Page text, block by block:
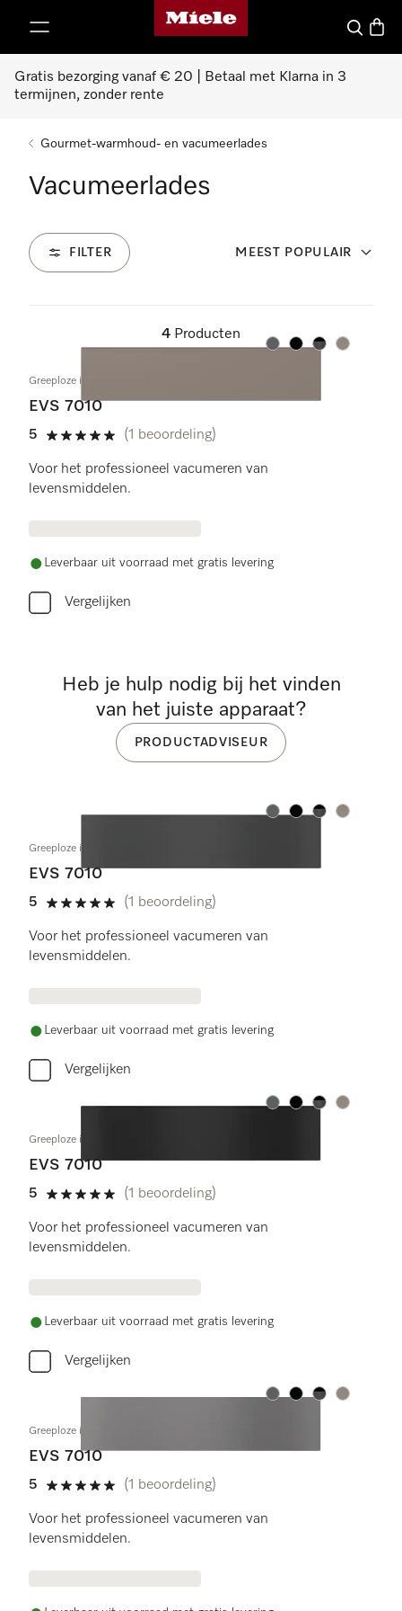
Homepage van Miele
Wat zoek
Gratis bezorging vanaf € 20 | Betaal met Klarna in 3
termijnen, zonder rente
Gourmet-warmhoud- en vacumeerlades
Vacumeerlades
FILTER MEEST POPULAIR
4
Producten
Kleur:Kleur:Kleur:Kleur:
Greeploze inbouw-vacumeerlade 14 cm hoog
EVS 7010
5
5 sterren op 5
(1 beoordeling)
Voor het professioneel vacumeren van
levensmiddelen.
Leverbaar uit voorraad met gratis levering
Vergelijken
Kleur:Kleur:Kleur:Kleur:
Greeploze inbouw-vacumeerlade 14 cm hoog
EVS 7010
5
5 sterren op 5
(1 beoordeling)
Voor het professioneel vacumeren van
levensmiddelen.
Leverbaar uit voorraad met gratis levering
Vergelijken
Kleur:Kleur:Kleur:Kleur:
Greeploze inbouw-vacumeerlade 14 cm hoog
EVS 7010
5
5 sterren op 5
(1 beoordeling)
Voor het professioneel vacumeren van
levensmiddelen.
Leverbaar uit voorraad met gratis levering
Vergelijken
Kleur:Kleur:Kleur:Kleur:
Greeploze inbouw-vacumeerlade 14 cm hoog
EVS 7010
5
5 sterren op 5
(1 beoordeling)
Voor het professioneel vacumeren van
levensmiddelen.
Heb je hulp nodig bij het vinden
van het juiste apparaat?
PRODUCTADVISEUR